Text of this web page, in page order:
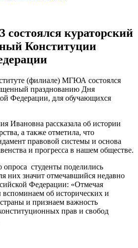
состоялся кураторский
Конституции
(филиале) МГЮА состоялся
празднованию Дня
Федерации, для обучающихся
Ивановна рассказала об истории
а также отметила, что
правовой системы и основа
и прогресса в нашем обществе.
опроса студенты поделились
них значит отмечавшийся недавно
Федерации: «Отмечая
об исторических и
и признаем важность
прав и свобод